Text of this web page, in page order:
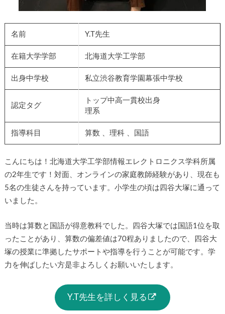
名前 Y.T先生
在籍大学学部 北海道大学工学部
出身中学校 私立渋谷教育学園幕張中学校
認定タグ
トップ中高一貫校出身
理系
指導科目 算数 、理科 、国語
こんにちは！北海道大学工学部情報エレクトロニクス学科所属
の2年生です！対面、オンラインの家庭教師経験があり、現在も
5名の生徒さんを持っています。小学生の頃は四谷大塚に通って
いました。
当時は算数と国語が得意教科でした。四谷大塚では国語1位を取
ったことがあり、算数の偏差値は70程ありましたので、四谷大
塚の授業に準拠したサポートや指導を行うことが可能です。学
力を伸ばしたい方是非よろしくお願いいたします。
Y.T先生を詳しく見る